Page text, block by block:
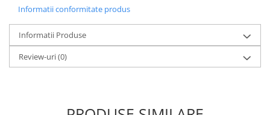
Camera copilului
Hrana bebelusi
Igiena si ingrijire
Jucarii si Jocuri
Accesorii animale de companie
Informatii conformitate produs
Informatii Produse
Review-uri(0)